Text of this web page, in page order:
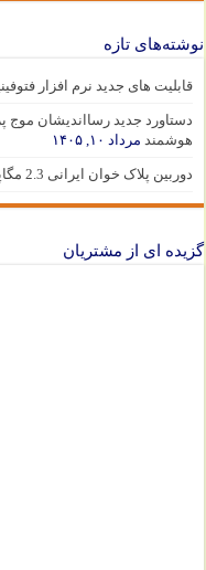
نوشته‌های تازه
قابلیت های جدید نرم افزار
دستاورد جدید رسااندیشان موج
هوشمند مرداد ۱۰, ۱۴۰۵
دوربین پلاک خوان ایرانی 2.3 مگاپیکسلی
گزیده ای از مشتریان